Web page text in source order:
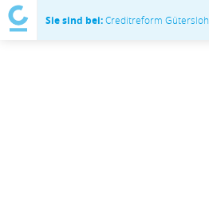
Sie sind bei:Creditreform Gütersloh